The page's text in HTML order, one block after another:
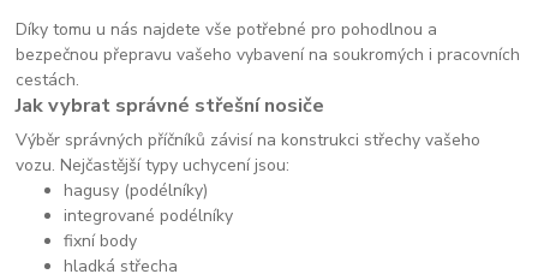
Díky tomu u nás najdete vše potřebné pro pohodlnou a
bezpečnou přepravu vašeho vybavení na soukromých i pracovních
cestách.
Jak vybrat správné střešní nosiče
Výběr správných příčníků závisí na konstrukci střechy vašeho
vozu. Nejčastější typy uchycení jsou:
hagusy (podélníky)
integrované podélníky
fixní body
hladká střecha